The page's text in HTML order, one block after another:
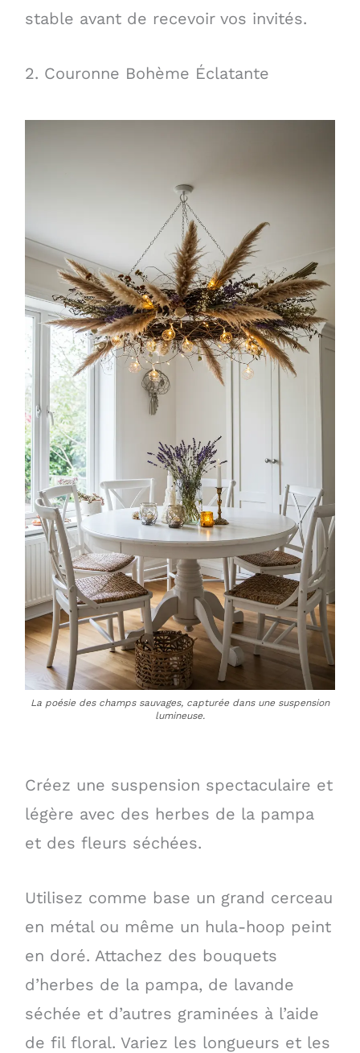
stable avant de recevoir vos invités.
2. Couronne Bohème Éclatante
La poésie des champs sauvages, capturée dans une suspension
lumineuse.
Créez une suspension spectaculaire et
légère avec des herbes de la pampa
et des fleurs séchées.
Utilisez comme base un grand cerceau
en métal ou même un hula-hoop peint
en doré. Attachez des bouquets
d’herbes de la pampa, de lavande
séchée et d’autres graminées à l’aide
de fil floral. Variez les longueurs et les